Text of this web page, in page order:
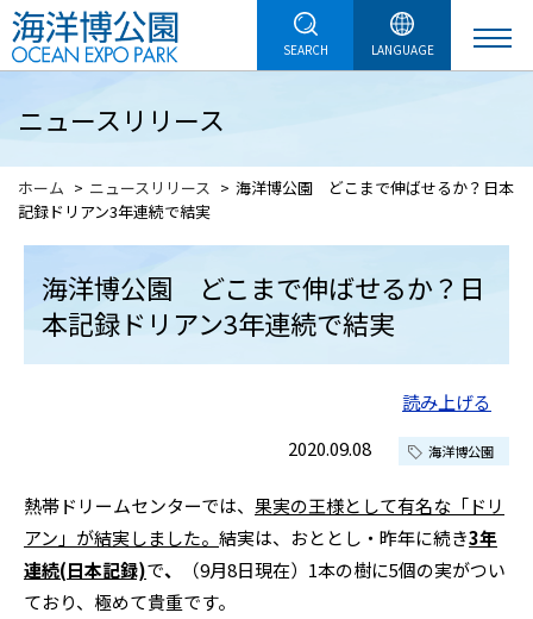
SEARCH LANGUAGE
ニュースリリース
ホーム ニュースリリース
海洋博公園 どこまで伸ばせるか？日本
記録ドリアン3年連続で結実
海洋博公園 どこまで伸ばせるか？日
本記録ドリアン3年連続で結実
読み上げる
2020.09.08
海洋博公園
熱帯ドリームセンターでは、 果実の王様として有名な「ドリ
アン」が結実しました。 結実は、おととし・昨年に続き3年
連続(日本記録)で、
（9月8日現在）1本の樹に5個の実がつい
ており、極めて貴重です。